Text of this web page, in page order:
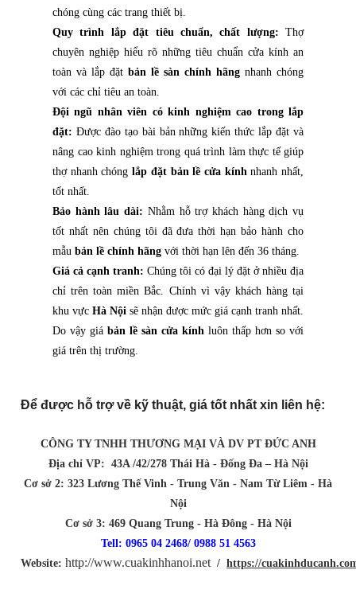
chóng cùng các trang thiết bị.
Quy trình lắp đặt tiêu chuẩn, chất lượng: Thợ
chuyên nghiệp hiểu rõ những tiêu chuẩn cửa kính an
toàn và lắp đặt bản lề sàn chính hãng nhanh chóng
với các chỉ tiêu an toàn.
Đội ngũ nhân viên có kinh nghiệm cao trong lắp
đặt: Được đào tạo bài bản những kiến thức lắp đặt và
nâng cao kinh nghiệm trong quá trình làm thực tế giúp
thợ nhanh chónglắp đặt bản lề cửa kínhnhanh nhất,
tốt nhất.
Bảo hành lâu dài: Nhằm hỗ trợ khách hàng dịch vụ
tốt nhất nên chúng tôi đã đưa thời hạn bảo hành cho
mẫu bản lề chính hãng với thời hạn lên đến 36 tháng.
Giá cả cạnh tranh: Chúng tôi có đại lý đặt ở nhiều địa
chỉ trên toàn miền Bắc. Chính vì vậy khách hàng tại
khu vực Hà Nội sẽ nhận được mức giá cạnh tranh nhất.
Do vậy giá bản lề sàn cửa kính luôn thấp hơn so với
giá trên thị trường.
Để được hỗ trợ về kỹ thuật, giá tốt nhất xin liên hệ:
CÔNG TY TNHH THƯƠNG MẠI VÀ DV PT ĐỨC ANH
Địa chỉ VP: 43A /42/278 Thái Hà - Đống Đa – Hà Nội
Cơ sở 2: 323 Lương Thế Vinh - Trung Văn - Nam Từ Liêm - Hà
Nội
Cơ sở 3: 469 Quang Trung - Hà Đông - Hà Nội
Tell: 0965 04 2468/ 0988 51 4563
Website: http://www.cuakinhhanoi.net / https://